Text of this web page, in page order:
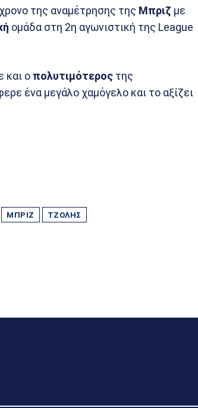
της αναμέτρησης της Μπριζ με
ομάδα στη 2η αγωνιστική της League
και ο πολυτιμότερος της
ένα μεγάλο χαμόγελο και το αξίζει
ΜΠΡΙΖ ΤΖΌΛΗΣ